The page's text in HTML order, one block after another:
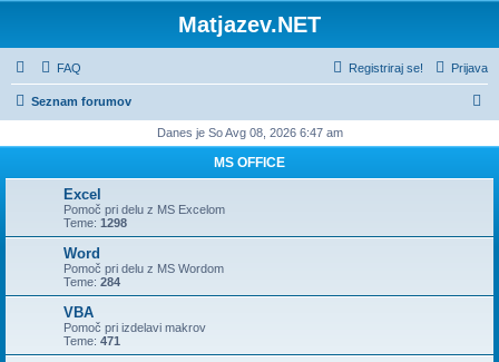
Matjazev.NET
FAQ Prijava
Registriraj se!
Seznam forumov
a
j
Danes je So Avg 08, 2026 6:47 am
MS OFFICE
Excel
Pomoč pri delu z MS Excelom
Teme: 1298
Word
Pomoč pri delu z MS Wordom
Teme: 284
VBA
Pomoč pri izdelavi makrov
Teme: 471